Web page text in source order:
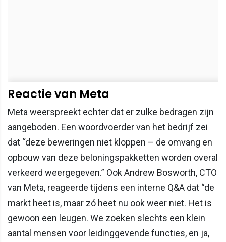
Reactie van Meta
Meta weerspreekt echter dat er zulke bedragen zijn
aangeboden. Een woordvoerder van het bedrijf zei
dat “deze beweringen niet kloppen – de omvang en
opbouw van deze beloningspakketten worden overal
verkeerd weergegeven.” Ook Andrew Bosworth, CTO
van Meta, reageerde tijdens een interne Q&A dat “de
markt heet is, maar zó heet nu ook weer niet. Het is
gewoon een leugen. We zoeken slechts een klein
aantal mensen voor leidinggevende functies, en ja,